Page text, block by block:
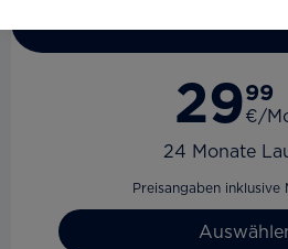
2999
€/
24 Monate
Preisangaben inklusive